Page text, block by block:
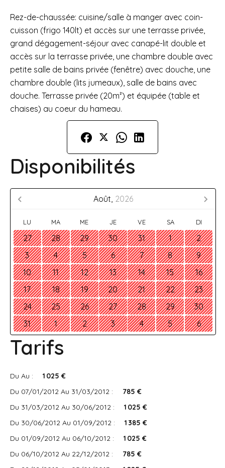
Rez-de-chaussée: cuisine/salle à manger avec coin-
cuisson (frigo 140lt) et accès sur une terrasse privée,
grand dégagement-séjour avec canapé-lit double et
accès sur la terrasse privée, une chambre double avec
petite salle de bains privée (fenêtre) avec douche, une
chambre double (lits jumeaux), salle de bains avec
douche. Terrasse privée (20m²) et équipée (table et
chaises) au coeur du hameau.
Disponibilités
Août, 2026
LU MA ME JE VE SA DI
27 28 29 30 31 1
2
3
4 5 6 7 8
9
10
11 12 13 14 15
16
17
18 19 20 21 22
23
24
25 26 27 28 29
30
31
1 2 3 4 5 6
Tarifs
Du Au :
1 025 €
Du 07/01/2012 Au 31/03/2012 :
785 €
Du 31/03/2012 Au 30/06/2012 :
1 025 €
Du 30/06/2012 Au 01/09/2012 :
1 385 €
Du 01/09/2012 Au 06/10/2012 :
1 025 €
Du 06/10/2012 Au 22/12/2012 :
785 €